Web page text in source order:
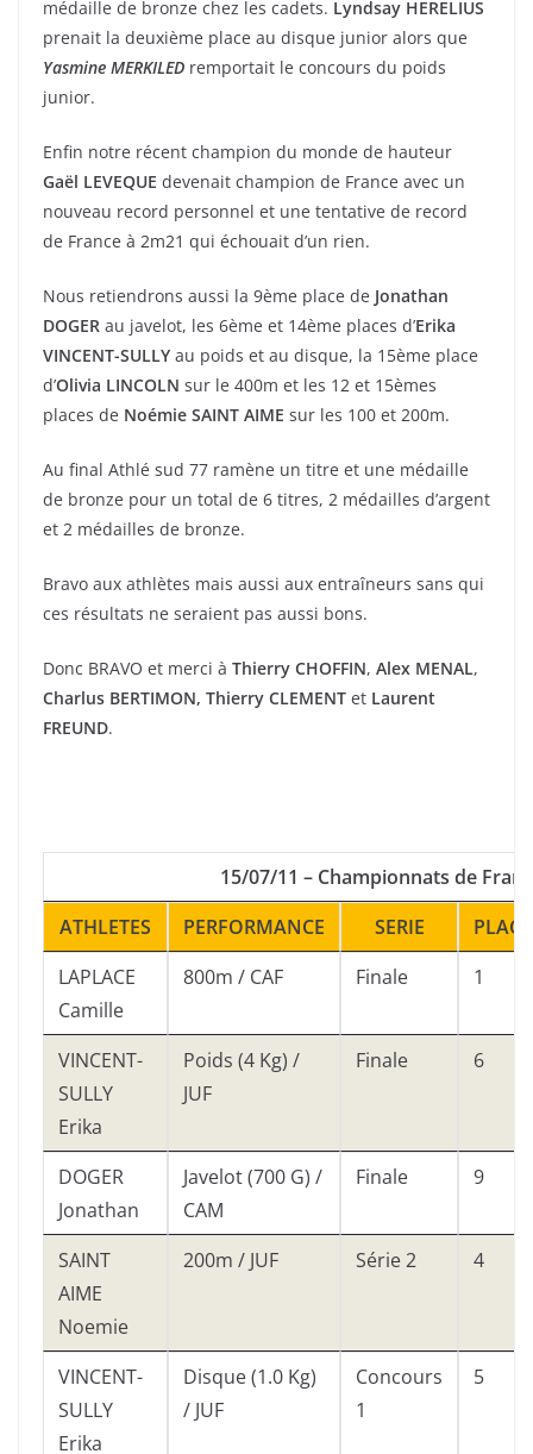
médaille de bronze chez les cadets. Lyndsay HERELIUS
prenait la deuxième place au disque junior alors que
Yasmine MERKILED remportait le concours du poids
junior.
Enfin notre récent champion du monde de hauteur
Gaël LEVEQUE devenait champion de France avec un
nouveau record personnel et une tentative de record
de France à 2m21 qui échouait d’un rien.
Nous retiendrons aussi la 9ème place de Jonathan
DOGER au javelot, les 6ème et 14ème places d’Erika
VINCENT-SULLY au poids et au disque, la 15ème place
d’Olivia LINCOLN sur le 400m et les 12 et 15èmes
places de Noémie SAINT AIME sur les 100 et 200m.
Au final Athlé sud 77 ramène un titre et une médaille
de bronze pour un total de 6 titres, 2 médailles d’argent
et 2 médailles de bronze.
Bravo aux athlètes mais aussi aux entraîneurs sans qui
ces résultats ne seraient pas aussi bons.
Donc BRAVO et merci à Thierry CHOFFIN, Alex MENAL,
Charlus BERTIMON, Thierry CLEMENT et Laurent
FREUND.
15/07/11 – Championnats de
ATHLETES
PERFORMANCE SERIE
PLACE
LAPLACE
Camille
800m / CAF Finale 1
VINCENT-
SULLY
Erika
Poids (4 Kg) /
JUF
Finale 6
DOGER
Jonathan
Javelot (700 G) /
CAM
Finale 9
SAINT
AIME
Noemie
200m / JUF Série 2 4
VINCENT-
SULLY
Erika
Disque (1.0 Kg)
/ JUF
Concours
1
5